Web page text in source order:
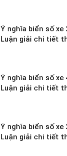
Ý nghĩa biển số xe
Luận giải chi tiết
Ý nghĩa biển số xe
Luận giải chi tiết
Ý nghĩa biển số xe
Luận giải chi tiết